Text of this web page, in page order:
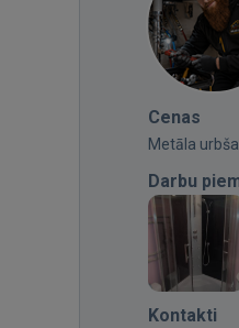
Cenas
Metāla
Darbu
Kontakti